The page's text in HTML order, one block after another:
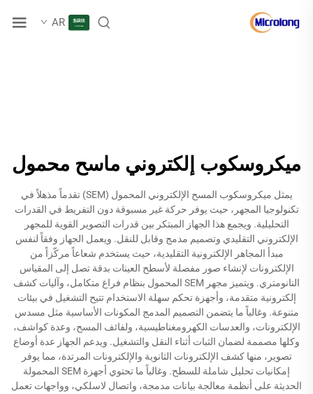
AR
ميكروسكوب إلكتروني ماسح محمول
يمثل ميكروسكوب المسح الإلكتروني المحمول (SEM) تقدماً مذهلاً في
تكنولوجيا المجهر، حيث يوفر حركة غير مسبوقة دون التفريط في القدرات
التحليلية. ويجمع هذا الجهاز المبتكر بين قدرات التصوير القوية للمجهر
الإلكتروني التقليدي وتصميم مدمج وقابل للنقل. ويعمل الجهاز وفقاً لنفس
مبدأ المجاهر الإلكترونية التقليدية، حيث يستخدم شعاعاً مركّزاً من
الإلكترونات لإنشاء صور مفصلة لأسطح العينات بدقة تصل إلى المقياس
النانومتري. ويتميز مجهر SEM المحمول بنظام فراغ متكامل، وآليات كشف
إلكترونية متقدمة، وأجهزة تحكم سهلة الاستخدام تتيح التشغيل في بيئات
متنوعة. وغالباً ما يتضمن التصميم المدمج المكونات الأساسية مثل مسدس
الإلكترونات، والعدسات الكهرومغناطيسية، ولفائف المسح، وعدة كواشف،
وكلها مصممة لضمان الثبات أثناء النقل والتشغيل. ويدعم الجهاز عدة أوضاع
تصوير، منها كشف الإلكترونات الثانوية والإلكترونات المرتدة، مما يوفر
إمكانيات تحليل شاملة للسطح. وغالباً ما تحتوي أجهزة SEM المحمولة
الحديثة على أنظمة معالجة بيانات مدمجة، واتصال لاسلكي، وواجهات تعمل